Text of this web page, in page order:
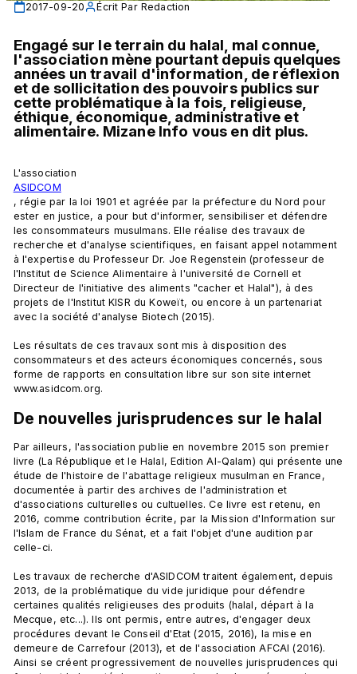
2017-09-20 Écrit Par Redaction
Engagé sur le terrain du halal, mal connue,
l'association mène pourtant depuis quelques
années un travail d'information, de réflexion
et de sollicitation des pouvoirs publics sur
cette problématique à la fois, religieuse,
éthique, économique, administrative et
alimentaire. Mizane Info vous en dit plus.
L'association
ASIDCOM
, régie par la loi 1901 et agréée par la préfecture du Nord pour
ester en justice, a pour but d'informer, sensibiliser et défendre
les consommateurs musulmans. Elle réalise des travaux de
recherche et d'analyse scientifiques, en faisant appel notamment
à l'expertise du Professeur Dr. Joe Regenstein (professeur de
l'Institut de Science Alimentaire à l'université de Cornell et
Directeur de l'initiative des aliments "cacher et Halal"), à des
projets de l'Institut KISR du Koweït, ou encore à un partenariat
avec la société d'analyse Biotech (2015).
Les résultats de ces travaux sont mis à disposition des
consommateurs et des acteurs économiques concernés, sous
forme de rapports en consultation libre sur son site internet
De nouvelles jurisprudences sur le halal
Par ailleurs, l'association publie en novembre 2015 son premier
livre (La République et le Halal, Edition Al-Qalam) qui présente une
étude de l'histoire de l'abattage religieux musulman en France,
documentée à partir des archives de l'administration et
d'associations culturelles ou cultuelles. Ce livre est retenu, en
2016, comme contribution écrite, par la Mission d'Information sur
l'Islam de France du Sénat, et a fait l'objet d'une audition par
celle-ci.
Les travaux de recherche d'ASIDCOM traitent également, depuis
2013, de la problématique du vide juridique pour défendre
certaines qualités religieuses des produits (halal, départ à la
Mecque, etc...). Ils ont permis, entre autres, d'engager deux
procédures devant le Conseil d'Etat (2015, 2016), la mise en
demeure de Carrefour (2013), et de l'association AFCAI (2016).
Ainsi se créent progressivement de nouvelles jurisprudences qui